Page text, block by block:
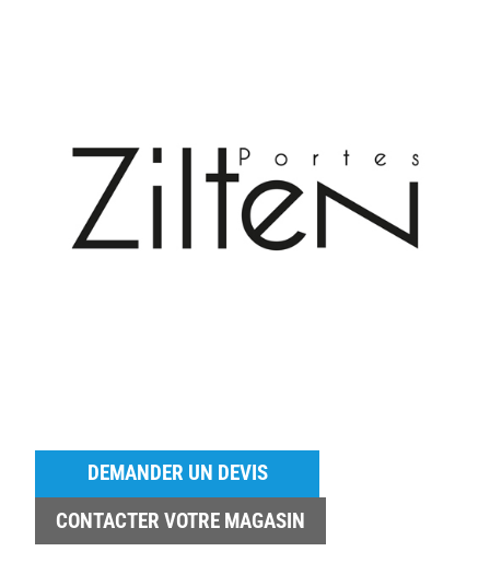
DEMANDER UN DEVIS
CONTACTER VOTRE MAGASIN